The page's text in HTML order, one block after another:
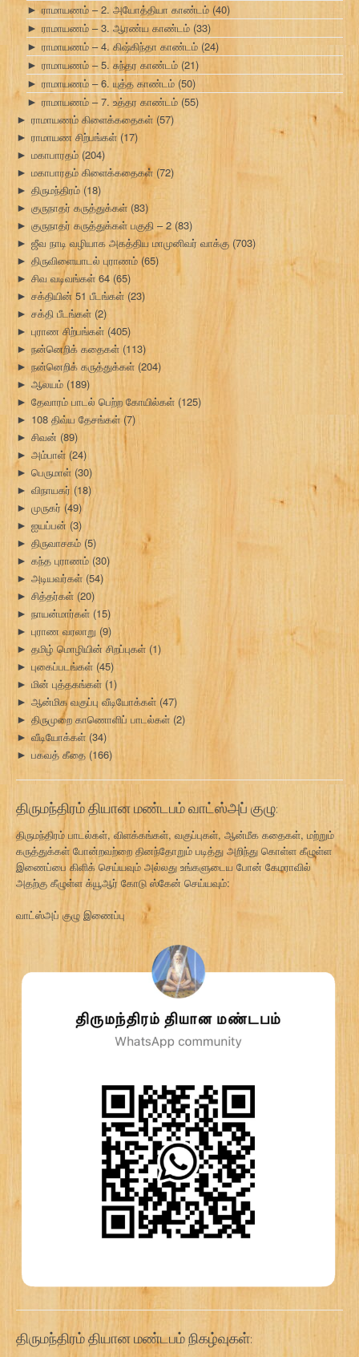
► ராமாயணம் – 2. அயோத்தியா காண்டம் (40)
► ராமாயணம் – 3. ஆரண்ய காண்டம் (33)
► ராமாயணம் – 4. கிஷ்கிந்தா காண்டம் (24)
► ராமாயணம் – 5. சுந்தர காண்டம் (21)
► ராமாயணம் – 6. யுத்த காண்டம் (50)
► ராமாயணம் – 7. உத்தர காண்டம் (55)
► ராமாயணம் கிளைக்கதைகள் (57)
► ராமாயண சிற்பங்கள் (17)
► மகாபாரதம் (204)
► மகாபாரதம் கிளைக்கதைகள் (72)
► திருமந்திரம் (18)
► குருநாதர் கருத்துக்கள் (83)
► குருநாதர் கருத்துக்கள் பகுதி – 2 (83)
► ஜீவ நாடி வழியாக அகத்திய மாமுனிவர் வாக்கு (703)
► திருவிளையாடல் புராணம் (65)
► சிவ வடிவங்கள் 64 (65)
► சக்தியின் 51 பீடங்கள் (23)
► சக்தி பீடங்கள் (2)
► புராண சிற்பங்கள் (405)
► நன்னெறிக் கதைகள் (113)
► நன்னெறிக் கருத்துக்கள் (204)
► ஆலயம் (189)
► தேவாரம் பாடல் பெற்ற கோயில்கள் (125)
► 108 திவ்ய தேசங்கள் (7)
► சிவன் (89)
► அம்பாள் (24)
► பெருமாள் (30)
► விநாயகர்(18)
► முருகர் (49)
► ஐயப்பன் (3)
► திருவாசகம் (5)
► கந்த புராணம் (30)
► அடியவர்கள் (54)
► சித்தர்கள் (20)
► நாயன்மார்கள் (15)
► புராண வரலாறு (9)
► தமிழ் மொழியின் சிறப்புகள் (1)
► புகைப்படங்கள் (45)
► மின் புத்தகங்கள் (1)
► ஆன்மிக வகுப்பு வீடியோக்கள் (47)
► திருமுறை காணொளிப் பாடல்கள் (2)
► வீடியோக்கள் (34)
► பகவத் கீதை (166)
திருமந்திரம் தியான மண்டபம் வாட்ஸ்அப் குழு:
திருமந்திரம் பாடல்கள், விளக்கங்கள், வகுப்புகள், ஆன்மீக கதைகள், மற்றும்
கருத்துக்கள் போன்றவற்றை தினந்தோறும் படித்து அறிந்து கொள்ள கீழுள்ள
இணைப்பை கிளிக் செய்யவும் அல்லது உங்களுடைய போன் கேமராவில்
அதற்கு கீழுள்ள க்யூஆர் கோடு ஸ்கேன் செய்யவும்:
வாட்ஸ்அப் குழு இணைப்பு
திருமந்திரம் தியான மண்டபம் நிகழ்வுகள்: